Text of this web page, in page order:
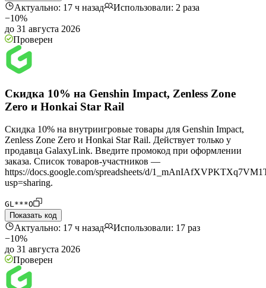
Актуально: 17 ч назад
Использовали: 2 раза
−10%
до 31 августа 2026
Проверен
Скидка 10% на Genshin Impact, Zenless Zone
Zero и Honkai Star Rail
Скидка 10% на внутриигровые товары для Genshin Impact,
Zenless Zone Zero и Honkai Star Rail. Действует только у
продавца GalaxyLink. Введите промокод при оформлении
заказа. Список товаров-участников —
https://docs.google.com/spreadsheets/d/
usp=sharing.
GL***O
Показать код
Актуально: 17 ч назад
Использовали: 17 раз
−10%
до 31 августа 2026
Проверен